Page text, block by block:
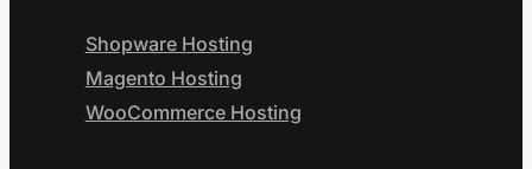
Shopware Hosting
Magento Hosting
WooCommerce Hosting